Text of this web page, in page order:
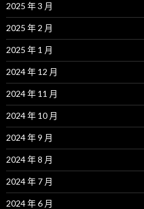
2025 年 3 月
2025 年 2 月
2025 年 1 月
2024 年 12 月
2024 年 11 月
2024 年 10 月
2024 年 9 月
2024 年 8 月
2024 年 7 月
2024 年 6 月